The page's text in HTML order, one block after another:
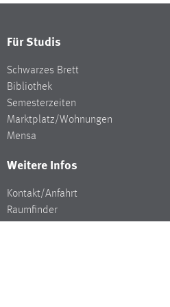
Für Studis
Schwarzes Brett
Bibliothek
Semesterzeiten
Marktplatz/Wohnungen
Mensa
Weitere Infos
Kontakt/Anfahrt
Raumfinder